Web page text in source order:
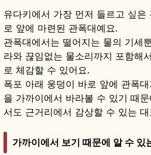
유다키에서 가장 먼저 들르고 싶
로 앞에 마련된 관폭대예요.
관폭대에서는 떨어지는 물의 기세
라와 끊임없는 물소리까지 포함해
로 체감할 수 있어요.
폭포 아래 웅덩이 바로 앞에 관폭
을 가까이에서 바라볼 수 있기 때
서도 근거리에서 감상할 수 있는
가까이에서 보기 때문에 알 수 있